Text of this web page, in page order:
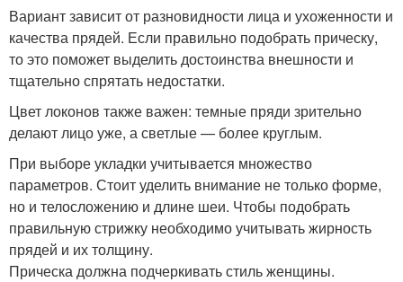
Вариант зависит от разновидности лица и ухоженности и
качества прядей. Если правильно подобрать прическу,
то это поможет выделить достоинства внешности и
тщательно спрятать недостатки.
Цвет локонов также важен: темные пряди зрительно
делают лицо уже, а светлые — более круглым.
При выборе укладки учитывается множество
параметров. Стоит уделить внимание не только форме,
но и телосложению и длине шеи. Чтобы подобрать
правильную стрижку необходимо учитывать жирность
прядей и их толщину.
Прическа должна подчеркивать стиль женщины.